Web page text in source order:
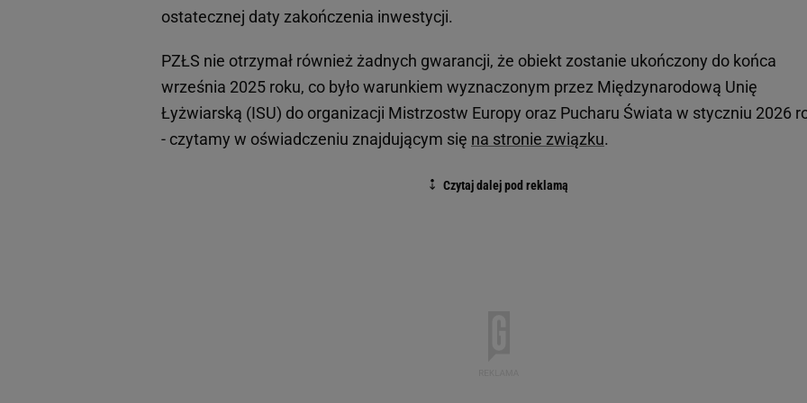
ostatecznej daty zakończenia inwestycji.
PZŁS nie otrzymał również żadnych gwarancji, że obiekt zostanie ukończony do końca
września 2025 roku, co było warunkiem wyznaczonym przez Międzynarodową Unię
Łyżwiarską (ISU) do organizacji Mistrzostw Europy oraz Pucharu Świata w styczniu 2026
- czytamy w oświadczeniu znajdującym się na stronie związku.